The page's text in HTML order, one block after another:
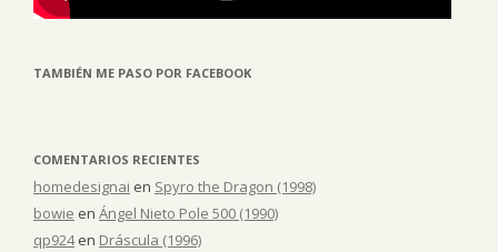
TAMBIÉN ME PASO POR FACEBOOK
COMENTARIOS RECIENTES
homedesignai en Spyro the Dragon (1998)
bowie en Ángel Nieto Pole 500 (1990)
qp924en Dráscula (1996)